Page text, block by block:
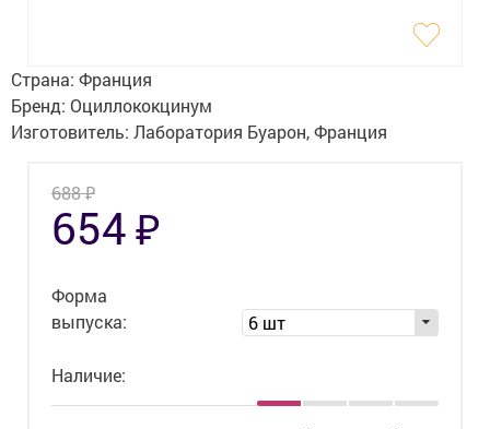
Ортопедия
Мама и малыш
Уход за больными
Витаминыи БАД
Скидки и акции
Страна: Франция
Бренд: Оциллококцинум
Изготовитель: Лаборатория Буарон, Франция
688₽
654₽
Форма
выпуска:
6 шт
Наличие: